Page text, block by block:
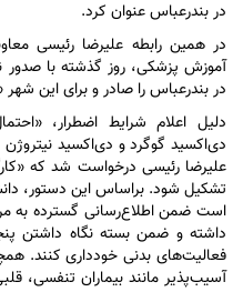
در بندرعباس عنوان کرد.
در همین رابطه علیرضا رئیسی
آموزش پزشکی، روز گذشته با صدور
در بندرعباس را صادر و برای این شهر
دلیل اعلام شرایط اضطرار،
دی‌اکسید گوگرد و دی‌اکسید
علیرضا رئیسی درخواست شد که
تشکیل شود. براساس این دستور،
است ضمن اطلاع‌رسانی گسترده به
داشته و ضمن بسته نگاه داشتن
فعالیت‌های بدنی خودداری کنند.
آسیب‌پذیر مانند بیماران تنفسی،